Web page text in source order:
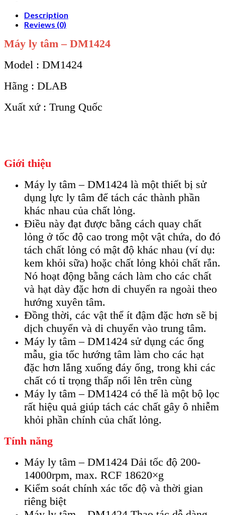
Description
Reviews (0)
Máy ly tâm – DM1424
Model : DM1424
Hãng : DLAB
Xuất xứ : Trung Quốc
Giới thiệu
Máy ly tâm – DM1424 là một thiết bị sử
dụng lực ly tâm để tách các thành phần
khác nhau của chất lỏng.
Điều này đạt được bằng cách quay chất
lỏng ở tốc độ cao trong một vật chứa, do đó
tách chất lỏng có mật độ khác nhau (ví dụ:
kem khỏi sữa) hoặc chất lỏng khỏi chất rắn.
Nó hoạt động bằng cách làm cho các chất
và hạt dày đặc hơn di chuyển ra ngoài theo
hướng xuyên tâm.
Đồng thời, các vật thể ít đậm đặc hơn sẽ bị
dịch chuyển và di chuyển vào trung tâm.
Máy ly tâm – DM1424 sử dụng các ống
mẫu, gia tốc hướng tâm làm cho các hạt
đặc hơn lắng xuống đáy ống, trong khi các
chất có tỉ trọng thấp nổi lên trên cùng
Máy ly tâm – DM1424 có thể là một bộ lọc
rất hiệu quả giúp tách các chất gây ô nhiễm
khỏi phần chính của chất lỏng.
Tính năng
Máy ly tâm – DM1424 Dải tốc độ 200-
14000rpm, max. RCF 18620×g
Kiểm soát chính xác tốc độ và thời gian
riêng biệt